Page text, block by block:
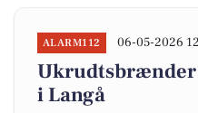
ALARM112 06-05-2026
i Langå